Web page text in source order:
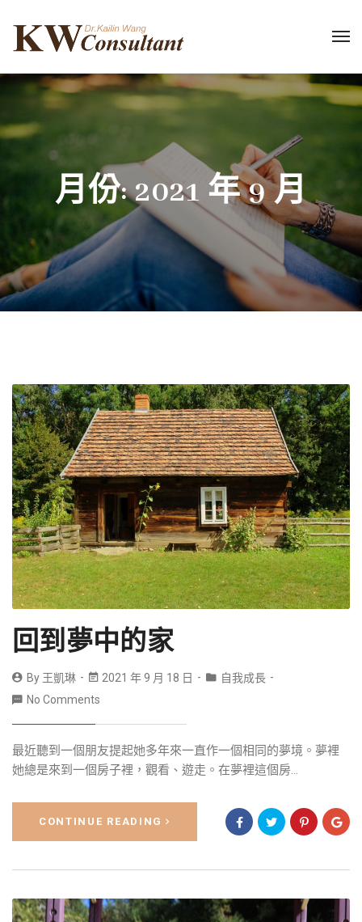
月份:2021 年 9 月
回到夢中的家
By 王凱琳 2021 年 9 月 18 日
自我成長
No Comments
最近聽到一個朋友提起她多年來一直作一個相同的夢境。夢裡
她總是來到一個房子裡，觀看、遊走。在夢裡這個房...
CONTINUE READING